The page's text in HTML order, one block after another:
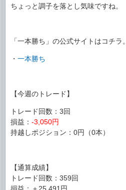
ちょっと調子を落とし気味ですね。
「一本勝ち」の公式サイトはコチラ。
・ 一本勝ち
【今週のトレード】
トレード回数：3回
損益： -3,050円
持越しポジション：0円（0本）
【通算成績】
トレード回数：359回
損益：＋25,491円